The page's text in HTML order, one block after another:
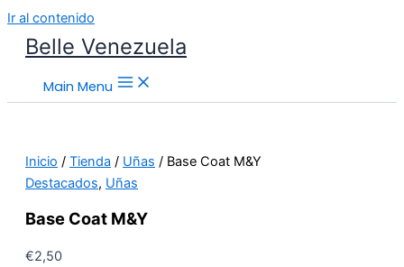
Ir al contenido
Belle Venezuela
Main Menu
Inicio / Tienda / Uñas / Base Coat M&Y
Destacados, Uñas
Base Coat M&Y
€2,50